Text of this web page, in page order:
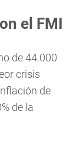
el FMI
de 44.000
crisis
de
de la